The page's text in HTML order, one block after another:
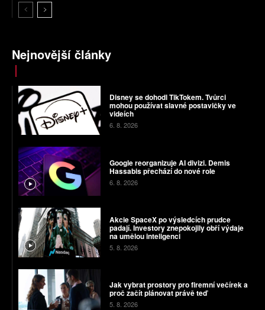
Nejnovější články
Disney se dohodl TikTokem. Tvůrci
mohou používat slavné postavičky ve
videích
6. 8. 2026
Google reorganizuje AI divizi. Demis
Hassabis přechází do nové role
6. 8. 2026
Akcie SpaceX po výsledcích prudce
padají. Investory znepokojily obří výdaje
na umělou inteligenci
5. 8. 2026
Jak vybrat prostory pro firemní večírek a
proč začít plánovat právě teď
5. 8. 2026